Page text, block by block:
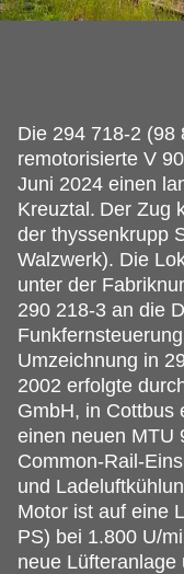
Die 294 718-2 (98
remotorisierte V
Juni 2024 einen
Kreuztal. Der Zug
der thyssenkrupp
Walzwerk). Die
unter der
290 218-3 an die
Umzeichnung in
2002 erfolgte
GmbH, in Cottbus
einen neuen MTU
Common-Rail-
und
Motor ist auf eine
PS) bei 1.800 U/
neue